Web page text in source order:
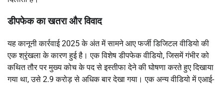
डीपफेक का खतरा और विवाद
यह कानूनी कार्रवाई 2025 के अंत में सामने आए फर्जी डिजिटल वीडियो की
एक श्रृंखला के कारण हुई है। एक विशेष डीपफेक वीडियो, जिसमें गंभीर को
कथित तौर पर मुख्य कोच के पद से इस्तीफा देने की घोषणा करते हुए दिखाया
गया था, उसे 2.9 करोड़ से अधिक बार देखा गया। एक अन्य वीडियो में एआई-